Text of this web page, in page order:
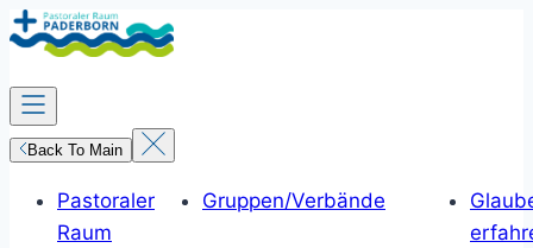
Zum
Inhalt
springen
Back To Main
Pastoraler
Raum
Gruppen/Verbände